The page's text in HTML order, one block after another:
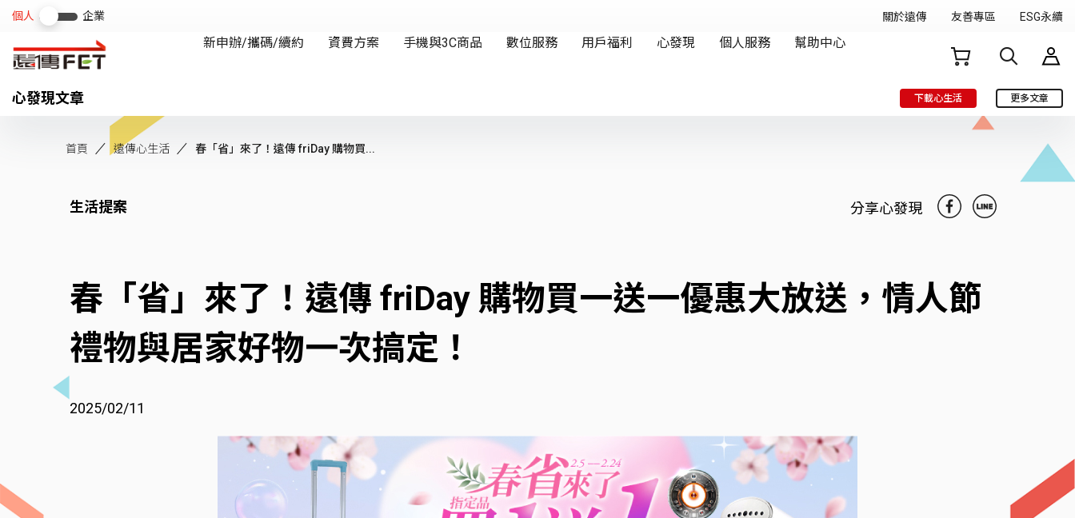
心發現文章 下載心生活 更多文章
首頁 遠傳心生活 春「省」來了！遠傳 friDay 購物買...
生活提案 分享心發現
春「省」來了！遠傳 friDay 購物買一送一優惠大放送，情人節
禮物與居家好物一次搞定！
2025/02/11